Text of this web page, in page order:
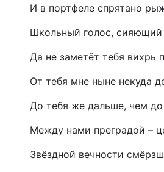
И в портфеле спрятано
Школьный голос, сияющий
Да не заметёт тебя вихрь
От тебя мне ныне некуда
До тебя же дальше, чем
Между нами преградой –
Звёздной вечности